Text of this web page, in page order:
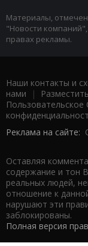
Материалы,
"Новости
правах рекламы.
Наши контакты и
нами |
Пользовательское
Реклама на сайте:
Оставляя
содержание и тон
реальных людей,
отношение к
нарушают эти
заблокированы.
Полная версия